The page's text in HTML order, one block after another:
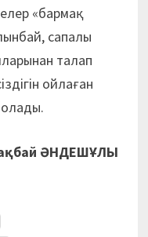
«бармақ
сапалы
талап
ойлаған
ӘНДЕШҰЛЫ